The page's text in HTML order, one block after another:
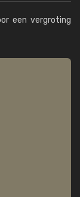
een vergroting